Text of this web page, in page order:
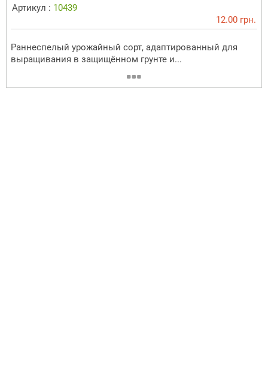
Артикул : 10439
12.00 грн.
Раннеспелый урожайный сорт, адаптированный для
выращивания в защищённом грунте и...